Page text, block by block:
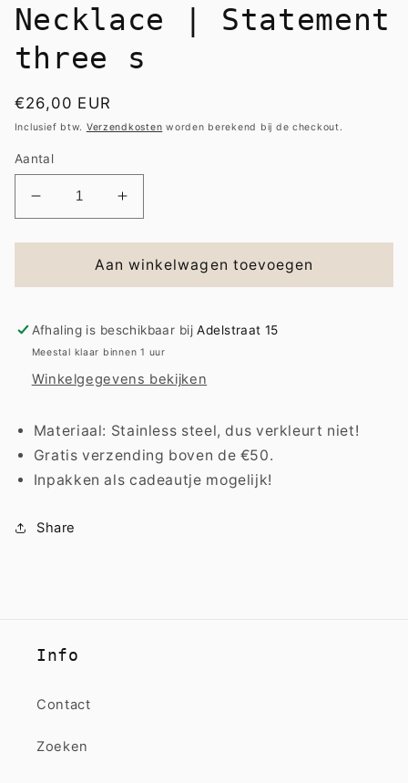
Necklace | Statement
three s
Normale
prijs
€26,00 EUR
Inclusief btw. Verzendkosten worden berekend bij de checkout.
Aantal
Aantal
verlagen
voor
Necklace
|
three
s
Aantal
verhogen
voor
Necklace
|
three
Aan winkelwagen toevoegen
Afhaling is beschikbaar bijAdelstraat 15
Meestal klaar binnen 1 uur
Winkelgegevens bekijken
Materiaal: Stainless steel, dus verkleurt niet!
Gratis verzending boven de €50.
Inpakken als cadeautje mogelijk!
Share
Info
Contact
Zoeken